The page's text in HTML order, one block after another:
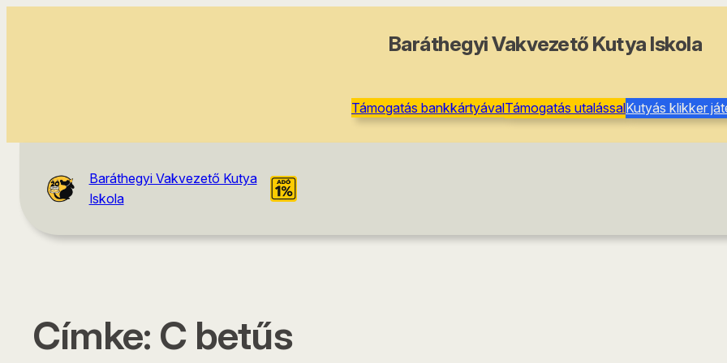
Baráthegyi Vakvezető Kutya Iskola
Támogatás bankkártyávalTámogatás utalássalKutyás klikker
Baráthegyi Vakvezető Kutya
Iskola
Címke: C betűs